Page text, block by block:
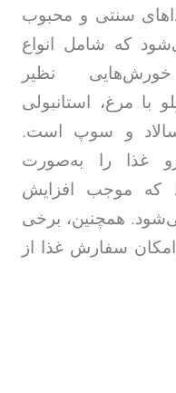
سنتی و محبوب
که شامل انواع
نظیر
با مرغ، استانبولی
و سوپ است.
غذا را به‌صورت
که موجب افزایش
همچنین، برخی
امکان سفارش غذا از